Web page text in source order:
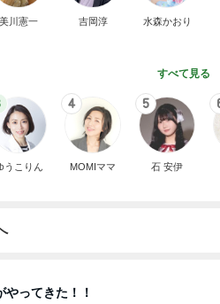
美川憲一 吉岡淳 水森かおり
すべて見る
うこりん
4
MOMIママ
5
石 安伊
ってきた！！